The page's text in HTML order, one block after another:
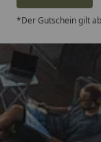
*Der Gutschein gilt